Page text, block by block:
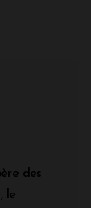
des
le